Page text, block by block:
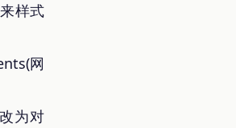
样式
网
为对